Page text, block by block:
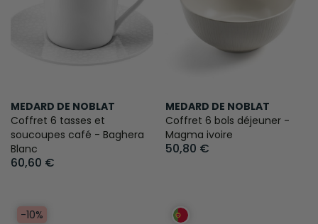
MEDARD DE NOBLAT
Coffret 6 tasses et
soucoupes café - Baghera
Blanc
60,60 €
MEDARD DE NOBLAT
Coffret 6 bols déjeuner -
Magma ivoire
50,80 €
-10%